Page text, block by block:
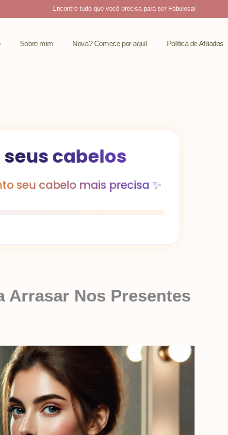
Encontre tudo que você precisa para ser Fabulosa!
Sobre mim Nova? Comece por aqui! Política de Afiliados
cabelos
seu cabelo mais precisa ✨
Arrasar Nos Presentes